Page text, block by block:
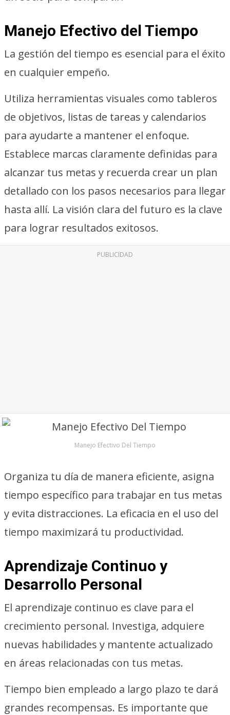
Manejo Efectivo del Tiempo
La gestión del tiempo es esencial para el éxito
en cualquier empeño.
Utiliza herramientas visuales como tableros
de objetivos, listas de tareas y calendarios
para ayudarte a mantener el enfoque.
Establece marcas claramente definidas para
alcanzar tus metas y recuerda crear un plan
detallado con los pasos necesarios para llegar
hasta allí. La visión clara del futuro es la clave
para lograr resultados exitosos.
PUBLICIDAD
Manejo Efectivo Del Tiempo
Organiza tu día de manera eficiente, asigna
tiempo específico para trabajar en tus metas
y evita distracciones. La eficacia en el uso del
tiempo maximizará tu productividad.
Aprendizaje Continuo y
Desarrollo Personal
El aprendizaje continuo es clave para el
crecimiento personal. Investiga, adquiere
nuevas habilidades y mantente actualizado
en áreas relacionadas con tus metas.
Tiempo bien empleado a largo plazo te dará
grandes recompensas. Es importante que